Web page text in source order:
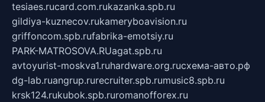
tesiaes.rucard.com.rukazanka.spb.ru
gildiya-kuznecov.rukameryboavision.ru
griffoncom.spb.rufabrika-emotsiy.ru
PARK-MATROSOVA.RUagat.spb.ru
avtoyurist-moskva1.ruhardware.org.ruсхема-авто.рф
dg-lab.ruangrup.rurecruiter.spb.rumusic8.spb.ru
krsk124.rukubok.spb.ruromanofforex.ru